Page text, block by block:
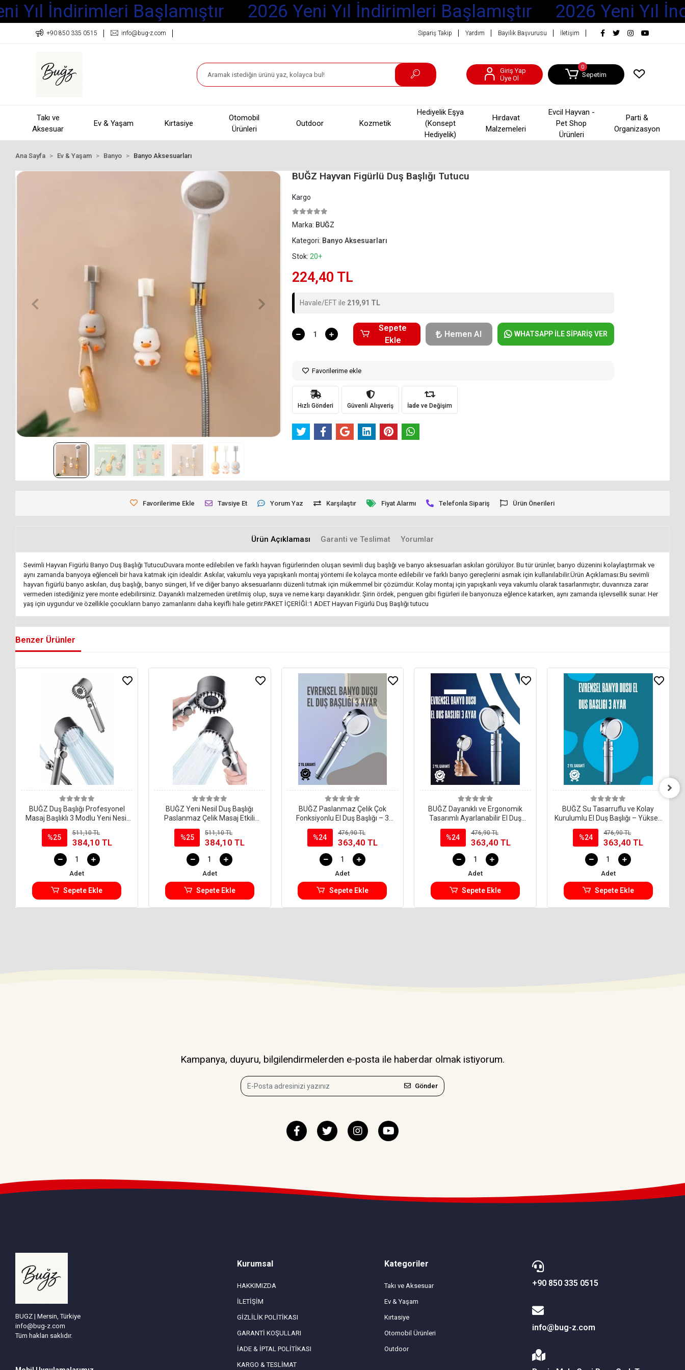
Yıl İndirimleri Başlamıştır 2026 Yeni Yıl İndirimleri Başlamıştır 2026 Yeni Yıl
+90 850 335 0515 info@bug-z.com Sipariş Takip Yardım Bayilik Başvurusu İletişim
Giriş Yap
Üye Ol
0
Sepetim
Takı ve
Aksesuar
Ev & Yaşam Kırtasiye
Otomobil
Ürünleri
Outdoor Kozmetik
Hediyelik Eşya
(Konsept
Hediyelik)
Hırdavat
Malzemeleri
Evcil Hayvan -
Pet Shop
Ürünleri
Parti &
Organizasyon
Ana Sayfa Ev & Yaşam Banyo Banyo Aksesuarları
BUĞZ Hayvan Figürlü Duş Başlığı Tutucu
Kargo
Marka: BUĞZ
Kategori: Banyo Aksesuarları
Stok:20+
224,40 TL
Havale/EFT ile 219,91 TL
Sepete
Ekle
Hemen Al WHATSAPP İLE SİPARİŞ VER
Favorilerime ekle
Hızlı Gönderi Güvenli Alışveriş İade ve Değişim
Favorilerime Ekle Tavsiye Et Yorum Yaz Karşılaştır Fiyat Alarmı Telefonla Sipariş Ürün Önerileri
Ürün Açıklaması Garanti ve Teslimat Yorumlar
Sevimli Hayvan Figürlü Banyo Duş Başlığı TutucuDuvara monte edilebilen ve farklı hayvan figürlerinden oluşan sevimli duş başlığı ve banyo aksesuarları askıları görülüyor. Bu tür ürünler, banyo düzenini kolaylaştırmak ve
aynı zamanda banyoya eğlenceli bir hava katmak için idealdir. Askılar, vakumlu veya yapışkanlı montaj yöntemi ile kolayca monte edilebilir ve farklı banyo gereçlerini asmak için kullanılabilir.Ürün Açıklaması:Bu sevimli
hayvan figürlü banyo askıları, duş başlığı, banyo süngeri, lif ve diğer banyo aksesuarlarını düzenli tutmak için mükemmel bir çözümdür. Kolay montaj için yapışkanlı veya vakumlu olarak tasarlanmıştır; duvarınıza zarar
vermeden istediğiniz yere monte edebilirsiniz. Dayanıklı malzemeden üretilmiş olup, suya ve neme karşı dayanıklıdır. Şirin ördek, penguen gibi figürleri ile banyonuza eğlence katarken, aynı zamanda işlevsellik sunar. Her
yaş için uygundur ve özellikle çocukların banyo zamanlarını daha keyifli hale getirir.PAKET İÇERİĞİ:1 ADET Hayvan Figürlü Duş Başlığı tutucu
Benzer Ürünler
BUĞZ Duş Başlığı Profesyonel
Masaj Başlıklı 3 Modlu Yeni Nesil
Masaj Uçlu Su Tasarruflu
%25
511,10 TL
384,10 TL
Adet
Sepete Ekle
BUĞZ Yeni Nesil Duş Başlığı
Paslanmaz Çelik Masaj Etkili
Ergonomik Tasarım Su Basınçlı
%25
511,10 TL
384,10 TL
Adet
Sepete Ekle
BUĞZ Paslanmaz Çelik Çok
Fonksiyonlu El Duş Başlığı – 3
Modlu Püskürtme Seçeneği
%24
476,90 TL
363,40 TL
Adet
Sepete Ekle
BUĞZ Dayanıklı ve Ergonomik
Tasarımlı Ayarlanabilir El Duş
Başlığı
%24
476,90 TL
363,40 TL
Adet
Sepete Ekle
BUĞZ Su Tasarruflu ve Kolay
Kurulumlu El Duş Başlığı – Yüksek
Performans
%24
476,90 TL
363,40 TL
Adet
Sepete Ekle
Kampanya, duyuru, bilgilendirmelerden e-posta ile haberdar olmak istiyorum.
Gönder
BUGZ | Mersin, Türkiye
info@bug-z.com
Tüm hakları saklıdır.
Kurumsal
HAKKIMIZDA
İLETİŞİM
GİZLİLİK POLİTİKASI
GARANTİ KOŞULLARI
İADE & İPTAL POLİTİKASI
KARGO & TESLİMAT
Kategoriler
Takı ve Aksesuar
Ev & Yaşam
Kırtasiye
Otomobil Ürünleri
Outdoor
+90 850 335 0515
info@bug-z.com